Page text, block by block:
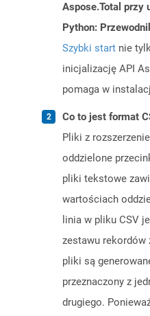
Aspose.Total przy
Python:
Szybki start nie
inicjalizację API
pomaga w
Co to jest format
Pliki z
oddzielone
pliki tekstowe
wartościach
linia w pliku CSV
zestawu rekordów
pliki są
przeznaczony z
drugiego.